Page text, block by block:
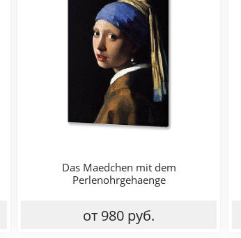
Das Maedchen mit dem
Perlenohrgehaenge
от 980 руб.